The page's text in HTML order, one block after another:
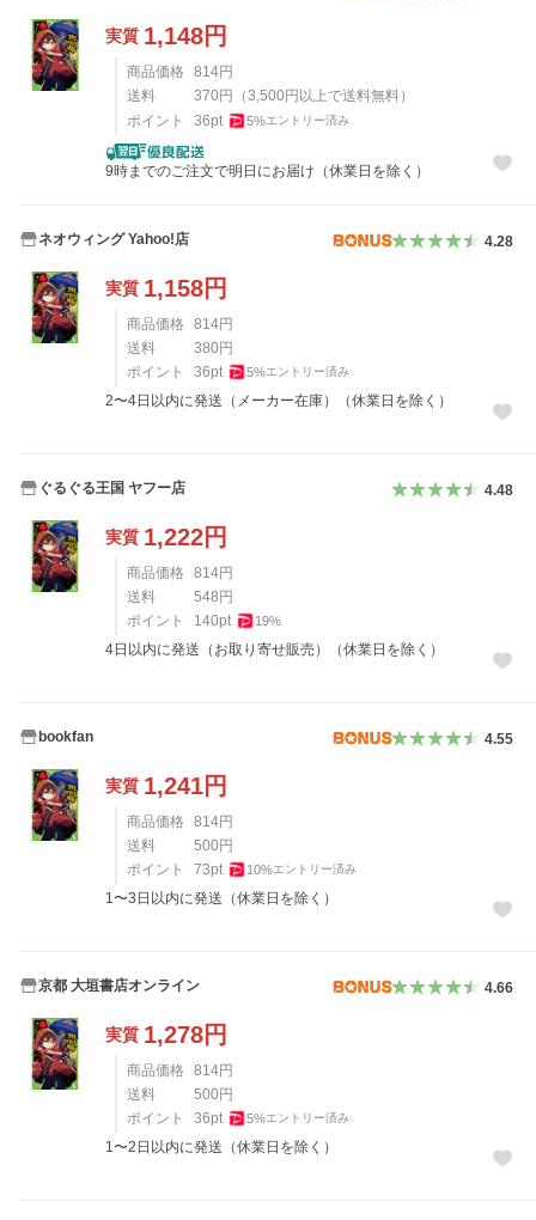
実質 1,148円
商品価格 814円
送料
370 円 （3,500 円以上で送料無料）
ポイント
36pt 5%エントリー済み
9時までのご注文で明日にお届け（休業日を除く）
ネオウィング Yahoo!店 4.28
実質 1,158円
商品価格 814円
送料
380円
ポイント
36pt 5%エントリー済み
2〜4日以内に発送（メーカー在庫）（休業日を除く）
ぐるぐる王国 ヤフー店 4.48
実質 1,222円
商品価格 814円
送料
548円
ポイント
140pt 19%
4日以内に発送（お取り寄せ販売）（休業日を除く）
bookfan 4.55
実質 1,241円
商品価格 814円
送料
500円
ポイント
73pt 10%エントリー済み
1〜3日以内に発送（休業日を除く）
京都 大垣書店オンライン 4.66
実質 1,278円
商品価格 814円
送料
500円
ポイント
36pt 5%エントリー済み
1〜2日以内に発送（休業日を除く）